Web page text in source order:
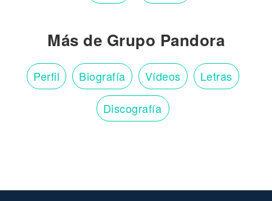
Más de Grupo Pandora
Perfil Biografía Vídeos Letras
Discografía